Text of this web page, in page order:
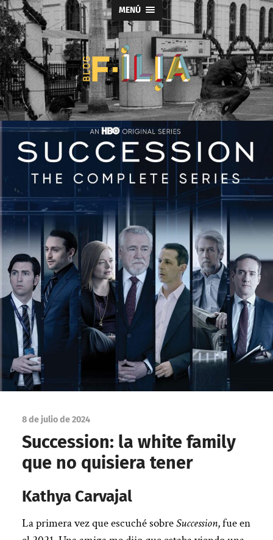
MENÚ
Blog
F-
ILIA
8 de julio de 2024
Succession: la white family
que no quisiera tener
Kathya Carvajal
La primera vez que escuché sobreSuccession, fue en